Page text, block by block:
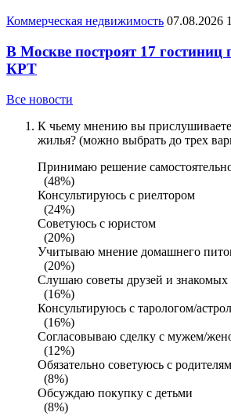
Коммерческая недвижимость 07.08.2026
В Москве построят 17 гостиниц
КРТ
Все новости
К чьему мнению вы
жилья? (можно выбрать до трех
Принимаю решение
(48%)
Консультируюсь с риелтором
(24%)
Советуюсь с юристом
(20%)
Учитываю мнение домашнего
(20%)
Слушаю советы друзей и знакомых
(16%)
Консультируюсь с тарологом/
(16%)
Согласовываю сделку с мужем/
(12%)
Обязательно советуюсь с
(8%)
Обсуждаю покупку с детьми
(8%)